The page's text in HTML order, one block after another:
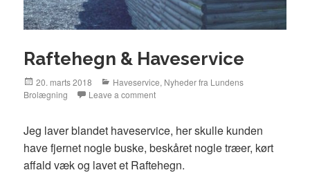
Raftehegn & Haveservice
Posted
on
20. marts 2018 Categories
Haveservice, Nyheder fra Lundens
Brolægning
Leave a comment
Jeg laver blandet haveservice, her skulle kunden
have fjernet nogle buske, beskåret nogle træer, kørt
affald væk og lavet et Raftehegn.